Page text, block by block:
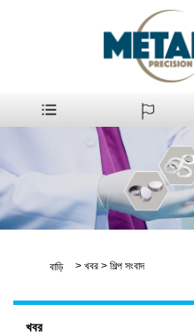
বাড়ি > খবর > শিল্প সংবাদ
খবর